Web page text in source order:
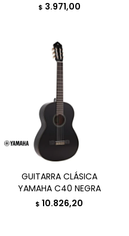
$ 3.971,00
GUITARRA CLÁSICA
YAMAHA C40 NEGRA
$ 10.826,20